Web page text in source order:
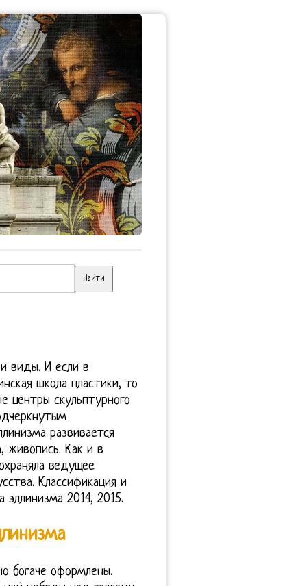
виды. И если в
школа пластики, то
центры скульптурного
развивается
живопись. Как и в
ведущее
Классификация и
эллинизма 2014, 2015.
богаче оформлены.